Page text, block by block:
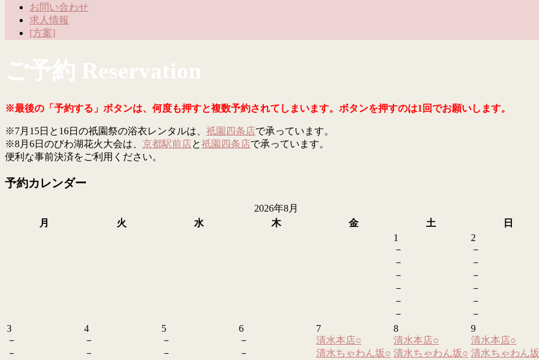
お問い合わせ
求人情報
[方案]
ご予約 Reservation
※最後の「予約する」ボタンは、何度も押すと複数予約されてしまいます。ボタンを押すのは1回でお願いします。
※7月15日と16日の祇園祭の浴衣レンタルは、 祇園四条店で承っています。
※8月6日のびわ湖花火大会は、 京都駅前店と祇園四条店で承っています。
便利な事前決済をご利用ください。
予約カレンダー
2026年8月
月
火 水 木 金 土
日
1
－
－
－
－
－
－
2
－
－
－
－
－
－
3
－
－
4
－
－
5
－
－
6
－
－
7
清水本店○
清水ちゃわん坂○
8
清水本店○
清水ちゃわん坂○
9
清水本店○
清水ちゃわん坂